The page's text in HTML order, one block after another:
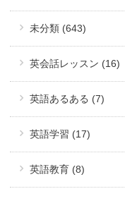
未分類 (643)
英会話レッスン (16)
英語あるある (7)
英語学習 (17)
英語教育 (8)